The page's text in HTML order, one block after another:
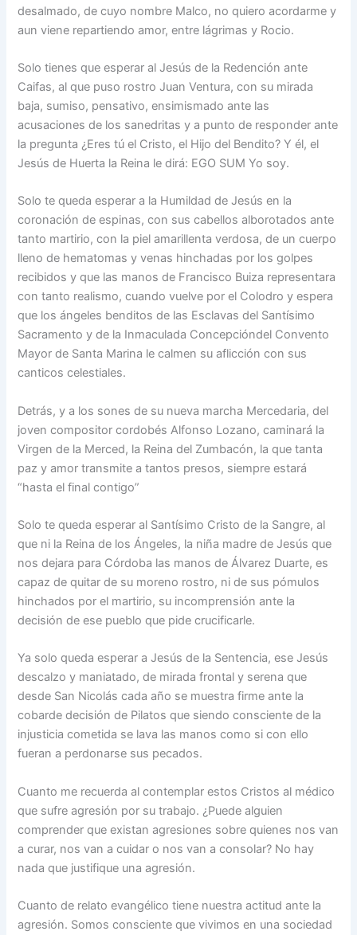
desalmado, de cuyo nombre Malco, no quiero acordarme y
aun viene repartiendo amor, entre lágrimas y Rocio.
Solo tienes que esperar al Jesús de la Redención ante
Caifas, al que puso rostro Juan Ventura, con su mirada
baja, sumiso, pensativo, ensimismado ante las
acusaciones de los sanedritas y a punto de responder ante
la pregunta ¿Eres tú el Cristo, el Hijo del Bendito? Y él, el
Jesús de Huerta la Reina le dirá: EGO SUM Yo soy.
Solo te queda esperar a la Humildad de Jesús en la
coronación de espinas, con sus cabellos alborotados ante
tanto martirio, con la piel amarillenta verdosa, de un cuerpo
lleno de hematomas y venas hinchadas por los golpes
recibidos y que las manos de Francisco Buiza representara
con tanto realismo, cuando vuelve por el Colodro y espera
que los ángeles benditos de las Esclavas del Santísimo
Sacramento y de la Inmaculada Concepcióndel Convento
Mayor de Santa Marina le calmen su aflicción con sus
canticos celestiales.
Detrás, y a los sones de su nueva marcha Mercedaria, del
joven compositor cordobés Alfonso Lozano, caminará la
Virgen de la Merced, la Reina del Zumbacón, la que tanta
paz y amor transmite a tantos presos, siempre estará
“hasta el final contigo”
Solo te queda esperar al Santísimo Cristo de la Sangre, al
que ni la Reina de los Ángeles, la niña madre de Jesús que
nos dejara para Córdoba las manos de Álvarez Duarte, es
capaz de quitar de su moreno rostro, ni de sus pómulos
hinchados por el martirio, su incomprensión ante la
decisión de ese pueblo que pide crucificarle.
Ya solo queda esperar a Jesús de la Sentencia, ese Jesús
descalzo y maniatado, de mirada frontal y serena que
desde San Nicolás cada año se muestra firme ante la
cobarde decisión de Pilatos que siendo consciente de la
injusticia cometida se lava las manos como si con ello
fueran a perdonarse sus pecados.
Cuanto me recuerda al contemplar estos Cristos al médico
que sufre agresión por su trabajo. ¿Puede alguien
comprender que existan agresiones sobre quienes nos van
a curar, nos van a cuidar o nos van a consolar? No hay
nada que justifique una agresión.
Cuanto de relato evangélico tiene nuestra actitud ante la
agresión. Somos consciente que vivimos en una sociedad